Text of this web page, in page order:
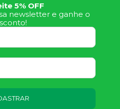
5% OFF
newsletter e ganhe o